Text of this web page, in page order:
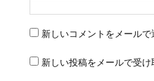
新しいコメントをメールで
新しい投稿をメールで受け